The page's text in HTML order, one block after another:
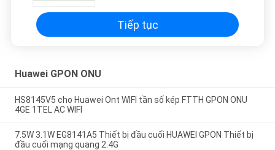
Tiếp tục
Huawei GPON ONU
HS8145V5 cho Huawei Ont WIFI tần số kép FTTH GPON ONU
4GE 1TEL AC WIFI
7.5W 3.1W EG8141A5 Thiết bị đầu cuối HUAWEI GPON Thiết bị
đầu cuối mạng quang 2.4G